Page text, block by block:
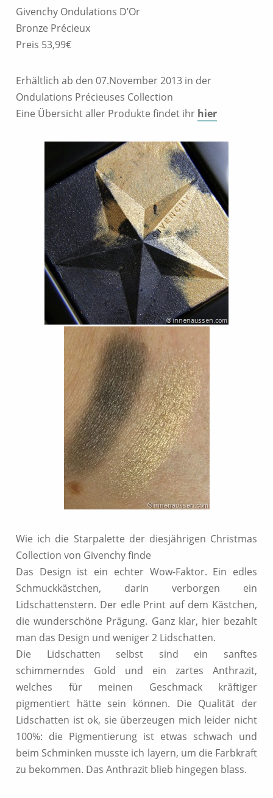
Givenchy Ondulations D’Or
Bronze Précieux
Preis 53,99€
Erhältlich ab den 07.November 2013 in der
Ondulations Précieuses Collection
Eine Übersicht aller Produkte findet ihr hier
Wie ich die Starpalette der diesjährigen Christmas
Collection von Givenchy finde
Das Design ist ein echter Wow-Faktor. Ein edles
Schmuckkästchen, darin verborgen ein
Lidschattenstern. Der edle Print auf dem Kästchen,
die wunderschöne Prägung. Ganz klar, hier bezahlt
man das Design und weniger 2 Lidschatten.
Die Lidschatten selbst sind ein sanftes
schimmerndes Gold und ein zartes Anthrazit,
welches für meinen Geschmack kräftiger
pigmentiert hätte sein können. Die Qualität der
Lidschatten ist ok, sie überzeugen mich leider nicht
100%: die Pigmentierung ist etwas schwach und
beim Schminken musste ich layern, um die Farbkraft
zu bekommen. Das Anthrazit blieb hingegen blass.